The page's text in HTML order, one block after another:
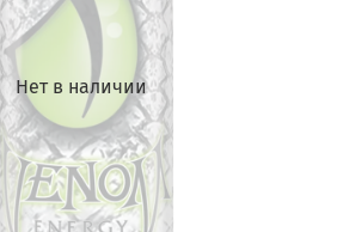
Нет в наличии